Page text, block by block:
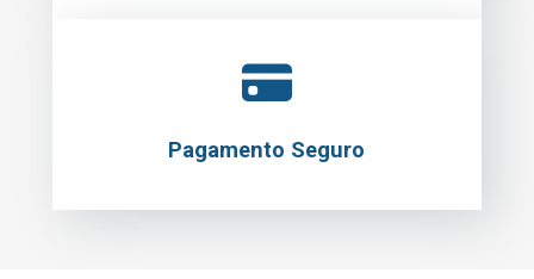
Pagamento Seguro